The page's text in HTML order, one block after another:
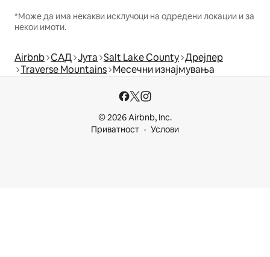
*Може да има некакви исклучоци на одредени локации и за
некои имоти.
Airbnb САД Јута Salt Lake County Дрејпер
Traverse Mountains Месечни изнајмувања
© 2026 Airbnb, Inc.
Приватност
Услови